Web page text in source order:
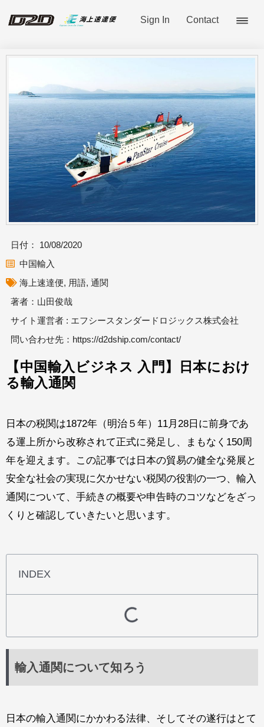
Sign In Contact
日付：
10/08/2020
中国輸入
海上速達便, 用語, 通関
著者：山田俊哉
サイト運営者 : エフシースタンダードロジックス株式会社
問い合わせ先： https://d2dship.com/contact/
【中国輸入ビジネス 入門】日本におけ
る輸入通関
日本の税関は1872年（明治５年）11月28日に前身であ
る運上所から改称されて正式に発足し、まもなく150周
年を迎えます。この記事では日本の貿易の健全な発展と
安全な社会の実現に欠かせない税関の役割の一つ、輸入
通関について、手続きの概要や申告時のコツなどをざっ
くりと確認していきたいと思います。
INDEX
輸入通関について知ろう
日本の輸入通関にかかわる法律、そしてその遂行はとて